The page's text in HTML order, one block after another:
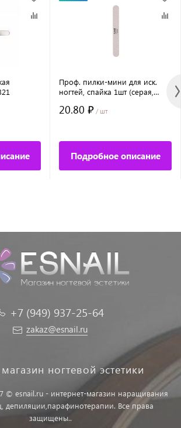
Проф. пилки-мини для иск.
ногтей, спайка 1шт (серая,
20.80 ₽ / шт
Подробное описание
+7 (949) 937-25-64
zakaz@esnail.ru
ногтевой эстетики
© esnail.ru - интернет-магазин наращивания
депиляции,парафинотерапии. Все права
защищены..